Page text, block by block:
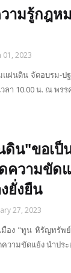
ามรู้กฎห
01, 2023
แผ่นดิน จัดอบรม-
ลา 10.00 น. ณ พร
น"ขอเป็
วามขัด
ยั่งยืน
27, 2023
เมือง "ทูน หิรัญทรั
วามขัดแย้ง นำปร